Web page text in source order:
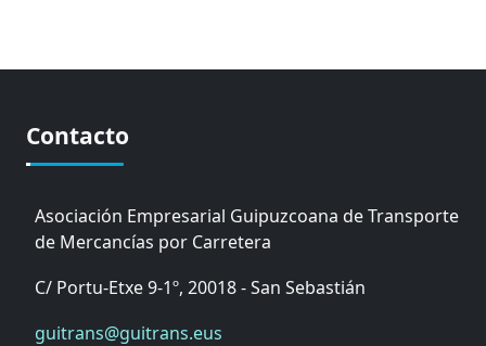
Contacto
Asociación Empresarial Guipuzcoana de Transporte
de Mercancías por Carretera
C/ Portu-Etxe 9-1º, 20018 - San Sebastián
guitrans@guitrans.eus